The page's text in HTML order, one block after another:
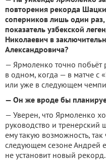
повторения рекорда
соперников лишь один
показатель узбекской
Николаевич в
Александровича?
— Ярмоленко точно побьёт
в одном, когда — в матче с
или уже в следующем
— Он же вроде бы
— Уверен, что Ярмоленко
руководство и тренерский
ему такую возможность,
следующем сезоне Андрей
не установит новый рекорд.